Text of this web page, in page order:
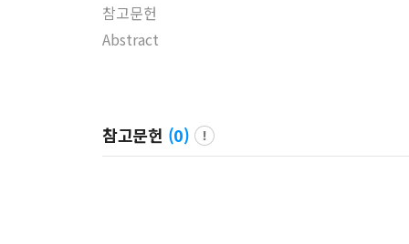
참고문헌
Abstract
참고문헌 (0)